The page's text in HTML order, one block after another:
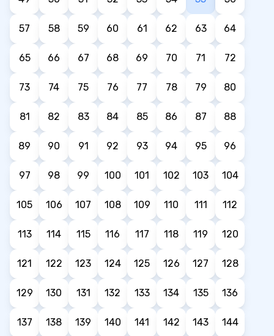
57 58 59 60 61 62 63 64
65 66 67 68 69 70 71 72
73 74 75 76 77 78 79 80
81 82 83 84 85 86 87 88
89 90 91 92 93 94 95 96
97 98 99 100 101 102 103 104
105 106 107 108 109 110 111 112
113 114 115 116 117 118 119 120
121 122 123 124 125 126 127 128
129 130 131 132 133 134 135 136
137 138 139 140 141 142 143 144